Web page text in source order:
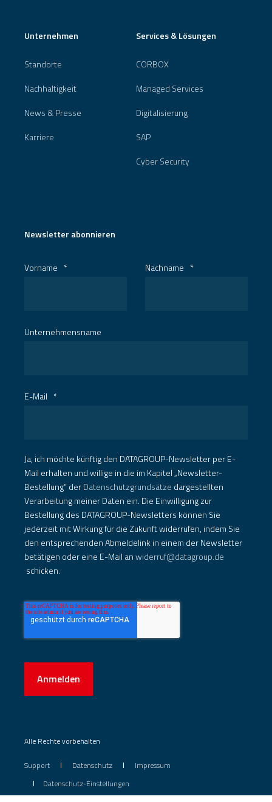
Unternehmen
Standorte
Nachhaltigkeit
News & Presse
Karriere
Services & Lösungen
CORBOX
Managed Services
Digitalisierung
SAP
Cyber Security
Newsletter abonnieren
Vorname * Nachname *
Unternehmensname
E-Mail *
Ja, ich möchte künftig den DATAGROUP-Newsletter per E-
Mail erhalten und willige in die im Kapitel „Newsletter-
Bestellung“ derDatenschutzgrundsätze dargestellten
Verarbeitung meiner Daten ein. Die Einwilligung zur
Bestellung des DATAGROUP-Newsletters können Sie
jederzeit mit Wirkung für die Zukunft widerrufen, indem Sie
den entsprechenden Abmeldelink in einem der Newsletter
betätigen oder eine E-Mail anwiderruf@datagroup.de
schicken.
Anmelden
Alle Rechte vorbehalten
Support Datenschutz
Impressum
Datenschutz-Einstellungen